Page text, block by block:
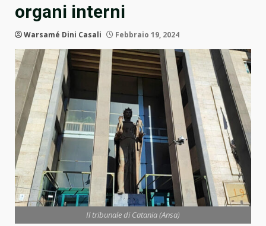
organi interni
Warsamé Dini Casali Febbraio 19, 2024
Il tribunale di Catania (Ansa)